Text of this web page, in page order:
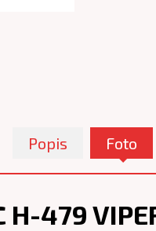
Popis Foto
H-479